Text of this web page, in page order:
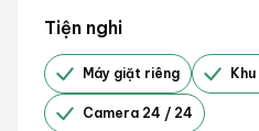
Tiện nghi
Máy giặt riêng
Camera 24 / 24